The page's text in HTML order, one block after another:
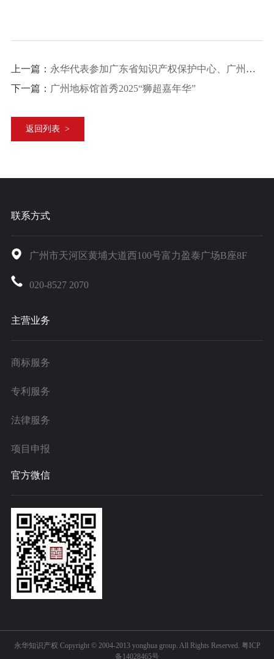
上一篇： 永华代表参加广东省知识产权保护中心、广州市商标审查协作中心、广州市出海企业商会三方座谈交流会
下一篇： 广州地标馆首秀2025“狮超嘉年华”
返回列表 >
联系方式
广州市天河区黄埔大道西100号富力盈泰广场B座8F
020-8527 2070
主营业务
商标服务
专利服务
法律服务
项目申报
官方微信
永华知识产权 Copyright © 2004-2013 yonghua group. All Rights Reserved. 粤ICP
备14028465号